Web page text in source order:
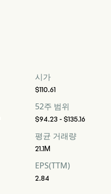
시가
$110.61
52주 범위
$94.23 - $135.16
평균 거래량
21.1M
EPS(TTM)
2.84